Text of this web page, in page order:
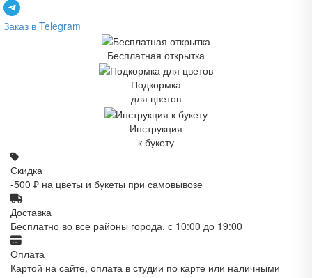
Заказ в Telegram
Бесплатная открытка
Подкормка
для цветов
Инструкция
к букету
Скидка
-500 ₽ на цветы и букеты при самовывозе
Доставка
Бесплатно во все районы города, с 10:00 до 19:00
Оплата
Картой на сайте, оплата в студии по карте или наличными